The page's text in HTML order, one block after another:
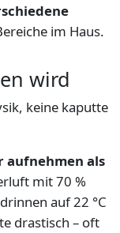
im Haus.
wird
keine kaputte
aufnehmen als
mit 70 %
auf 22 °C
drastisch – oft